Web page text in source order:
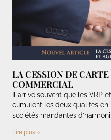
LA CESSION DE
COMMERCIAL
Il arrive souvent que les VRP
cumulent les deux qualités en
sociétés mandantes
Lire plus »